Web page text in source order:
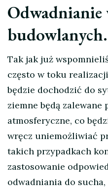
budowlanych.
Tak jak już
często w toku
będzie dochodzić do
ziemne będą zalewane
atmosferyczne, co
wręcz uniemożliwiać
takich przypadkach
zastosowanie
odwadniania do